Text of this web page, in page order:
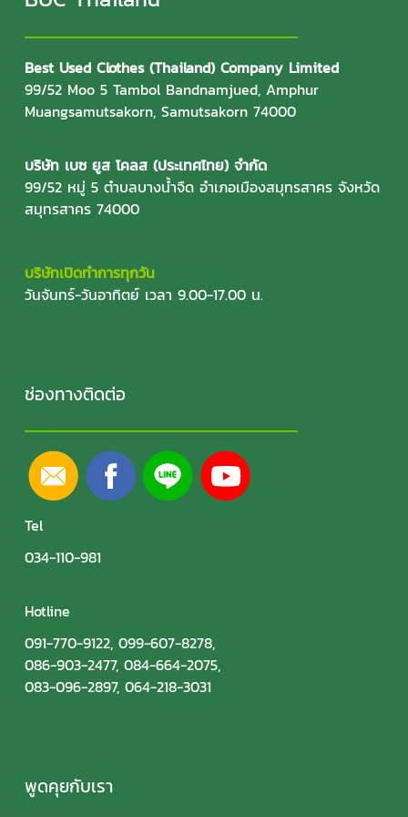
Best Used Clothes (Thailand) Company Limited
99/52 Moo 5 Tambol Bandnamjued, Amphur
Muangsamutsakorn, Samutsakorn 74000
บริษัท เบซ ยูส โคลส (ประเทศไทย) จำกัด
99/52 หมู่ 5 ตำบลบางน้ำจืด อำเภอเมืองสมุทรสาคร จังหวัด
สมุทรสาคร 74000
บริษัทเปิดทำการทุกวัน
วันจันทร์-วันอาทิตย์ เวลา 9.00-17.00 น.
ช่องทางติดต่อ
Tel
034-110-981
Hotline
091-770-9122, 099-607-8278,
086-903-2477, 084-664-2075,
083-096-2897, 064-218-3031
พูดคุยกับเรา